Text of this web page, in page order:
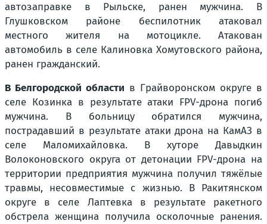
автозаправке в Рыльске, ранен мужчина. В
Глушковском районе беспилотник атаковал
местного жителя на мотоцикле. Атакован
автомобиль в селе Калиновка Хомутовского района,
ранен гражданский.
В Белгородской области в Грайворонском округе в
селе Козинка в результате атаки FPV-дрона погиб
мужчина. В больницу обратился мужчина,
пострадавший в результате атаки дрона на КамАЗ в
селе Маломихайловка. В хуторе Давыдкин
Волоконовского округа от детонации FPV-дрона на
территории предприятия мужчина получил тяжёлые
травмы, несовместимые с жизнью. В Ракитянском
округе в селе Лаптевка в результате ракетного
обстрела женщина получила осколочные ранения.